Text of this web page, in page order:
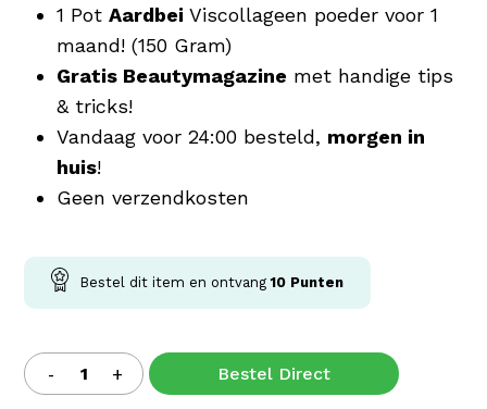
1 PotAardbei Viscollageen poeder voor 1
maand! (150 Gram)
Gratis Beautymagazine met handige tips
& tricks!
Vandaag voor 24:00 besteld, morgen in
huis!
Geen verzendkosten
Bestel dit item en ontvang10 Punten
Bestel Direct